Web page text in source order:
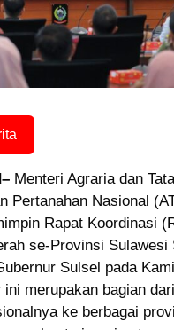
Menteri Agraria dan Tata
Pertanahan Nasional
Rapat Koordinasi
se-Provinsi Sulawesi
Sulsel pada
ini merupakan bagian
ke berbagai